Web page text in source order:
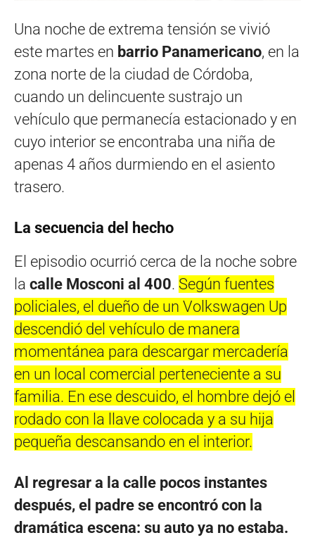
Una noche de extrema tensión se vivió
este martes en barrio Panamericano, en la
zona norte de la ciudad de Córdoba,
cuando un delincuente sustrajo un
vehículo que permanecía estacionado y en
cuyo interior se encontraba una niña de
apenas 4 años durmiendo en el asiento
trasero.
La secuencia del hecho
El episodio ocurrió cerca de la noche sobre
la calle Mosconi al 400. Según fuentes
policiales, el dueño de un Volkswagen Up
descendió del vehículo de manera
momentánea para descargar mercadería
en un local comercial perteneciente a su
familia. En ese descuido, el hombre dejó el
rodado con la llave colocada y a su hija
pequeña descansando en el interior.
Al regresar a la calle pocos instantes
después, el padre se encontró con la
dramática escena: su auto ya no estaba.